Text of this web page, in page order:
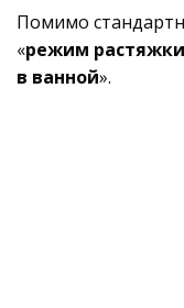
Помимо
«режим
в ванной».